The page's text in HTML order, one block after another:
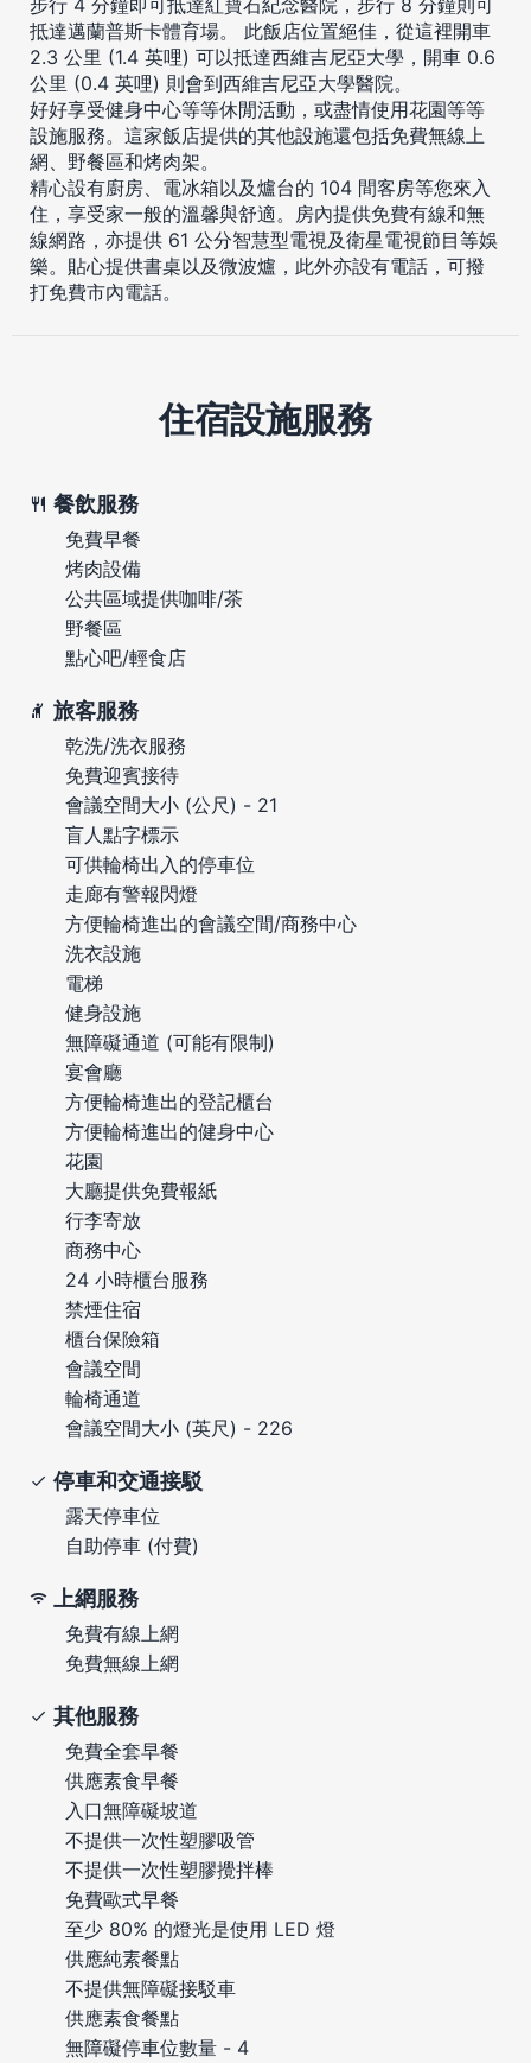
抵達邁蘭普斯卡體育場。 此飯店位置絕佳，從這裡開車
2.3 公里 (1.4 英哩) 可以抵達西維吉尼亞大學，開車 0.6
公里 (0.4 英哩) 則會到西維吉尼亞大學醫院。
好好享受健身中心等等休閒活動，或盡情使用花園等等
設施服務。這家飯店提供的其他設施還包括免費無線上
網、野餐區和烤肉架。
精心設有廚房、電冰箱以及爐台的 104 間客房等您來入
住，享受家一般的溫馨與舒適。房內提供免費有線和無
線網路，亦提供 61 公分智慧型電視及衛星電視節目等娛
樂。貼心提供書桌以及微波爐，此外亦設有電話，可撥
打免費市內電話。
住宿設施服務
餐飲服務
免費早餐
烤肉設備
公共區域提供咖啡/茶
野餐區
點心吧/輕食店
旅客服務
乾洗/洗衣服務
免費迎賓接待
會議空間大小 (公尺) - 21
盲人點字標示
可供輪椅出入的停車位
走廊有警報閃燈
方便輪椅進出的會議空間/商務中心
洗衣設施
電梯
健身設施
無障礙通道 (可能有限制)
宴會廳
方便輪椅進出的登記櫃台
方便輪椅進出的健身中心
花園
大廳提供免費報紙
行李寄放
商務中心
24 小時櫃台服務
禁煙住宿
櫃台保險箱
會議空間
輪椅通道
會議空間大小 (英尺) - 226
停車和交通接駁
露天停車位
自助停車 (付費)
上網服務
免費有線上網
免費無線上網
其他服務
免費全套早餐
供應素食早餐
入口無障礙坡道
不提供一次性塑膠吸管
不提供一次性塑膠攪拌棒
免費歐式早餐
至少 80% 的燈光是使用 LED 燈
供應純素餐點
不提供無障礙接駁車
供應素食餐點
無障礙停車位數量 - 4